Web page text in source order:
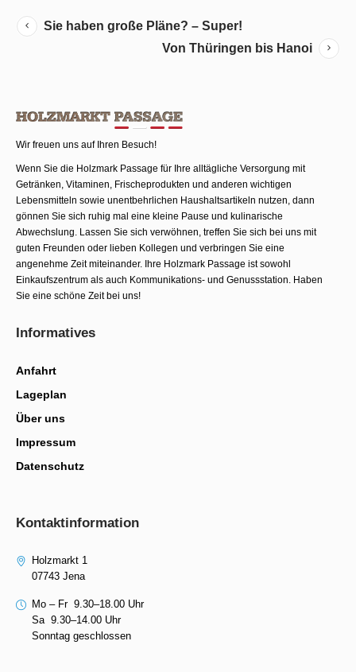
Sie haben große Pläne? – Super!
Von Thüringen bis Hanoi
Wir freuen uns auf Ihren Besuch!
Wenn Sie die Holzmark Passage für Ihre alltägliche Versorgung mit
Getränken, Vitaminen, Frischeprodukten und anderen wichtigen
Lebensmitteln sowie unentbehrlichen Haushaltsartikeln nutzen, dann
gönnen Sie sich ruhig mal eine kleine Pause und kulinarische
Abwechslung. Lassen Sie sich verwöhnen, treffen Sie sich bei uns mit
guten Freunden oder lieben Kollegen und verbringen Sie eine
angenehme Zeit miteinander. Ihre Holzmark Passage ist sowohl
Einkaufszentrum als auch Kommunika­tions- und Genussstation. Haben
Sie eine schöne Zeit bei uns!
Informatives
Anfahrt
Lageplan
Über uns
Impressum
Datenschutz
Kontaktinformation
Holzmarkt 1
07743 Jena
Mo – Fr 9.30–18.00 Uhr
Sa 9.30–14.00 Uhr
Sonntag geschlossen